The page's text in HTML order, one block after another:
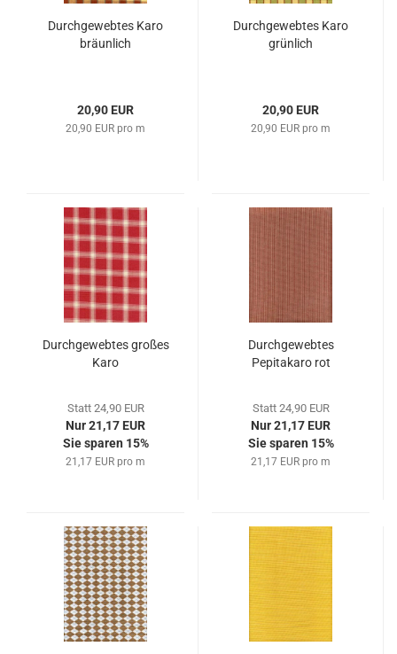
Durchgewebtes Karo
bräunlich
20,90 EUR
20,90 EUR pro m
Durchgewebtes Karo
grünlich
20,90 EUR
20,90 EUR pro m
Durchgewebtes großes
Karo
Statt 24,90 EUR
Nur 21,17 EUR
Sie sparen 15%
21,17 EUR pro m
Durchgewebtes
Pepitakaro rot
Statt 24,90 EUR
Nur 21,17 EUR
Sie sparen 15%
21,17 EUR pro m